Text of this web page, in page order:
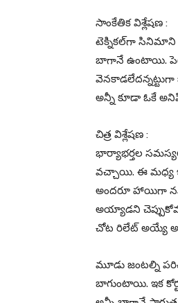
సాంకేతిక విశ్లేషణ :
టెక్నికల్‌గా సినిమాని
బాగానే ఉంటాయి.
వెనకాడలేదన్నట్టుగా
అన్నీ కూడా ఓకే
చిత్ర విశ్లేషణ :
భార్యాభర్తల
వచ్చాయి. ఈ మధ్య
అందరూ హాయిగా
అయ్యాడని
చోట రిలేట్ అయ్యే
మూడు జంటల్ని
బాగుంటాయి. ఇక